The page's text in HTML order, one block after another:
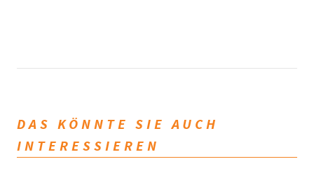
DAS KÖNNTE SIE AUCH
INTERESSIEREN